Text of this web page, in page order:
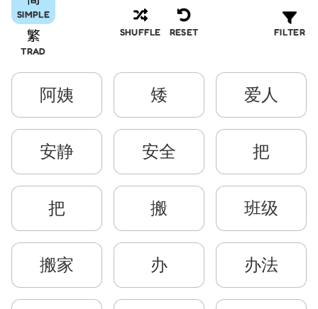
SIMPLE
TRAD
SHUFFLE RESET FILTER
阿姨 矮 爱人
安静 安全 把
把 搬 班级
搬家 办 办法